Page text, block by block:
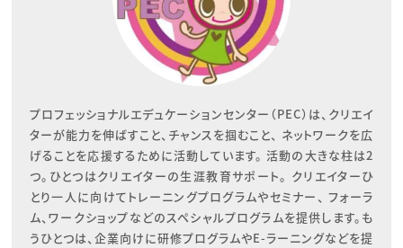
プロフェッショナルエデュケーションセンター（PEC）は、クリエイ
ターが能力を伸ばすこと、チャンスを掴むこと、 ネットワークを広
げることを応援するために活動しています。 活動の大きな柱は2
つ。ひとつはクリエイターの生涯教育サポート。 クリエイターひ
とり一人に向けてトレーニングプログラムやセミナー、 フォーラ
ム、ワークショップなどのスペシャルプログラムを提供します。も
うひとつは、企業向けに研修プログラムやE-ラーニングなどを提